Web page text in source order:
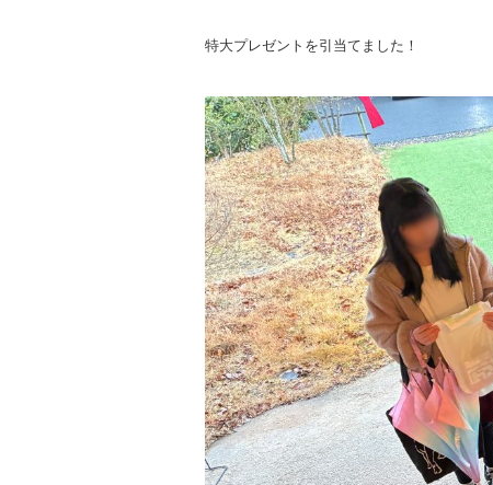
特大プレゼントを引当てました！